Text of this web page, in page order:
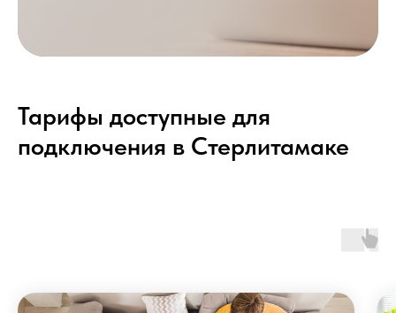
Тарифы доступные для
подключения в Стерлитамаке